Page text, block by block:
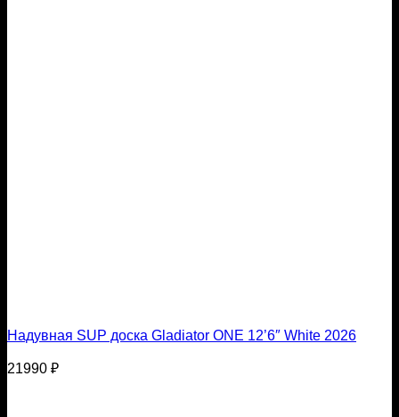
Надувная SUP доска Gladiator ONE 12’6″ White 2026
21990 ₽